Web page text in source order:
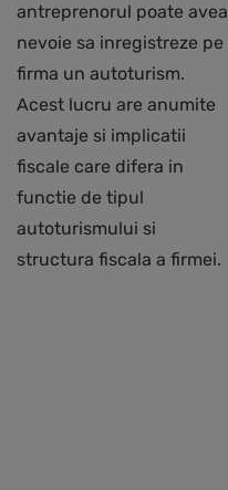
antreprenorul poate avea
nevoie sa inregistreze pe
firma un autoturism.
Acest lucru are anumite
avantaje si implicatii
fiscale care difera in
functie de tipul
autoturismului si
structura fiscala a firmei.